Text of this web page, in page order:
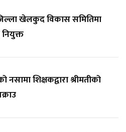
खेलकुद विकास समितिमा
नसामा शिक्षकद्वारा श्रीमतीको